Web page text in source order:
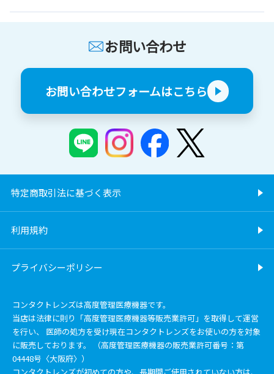
お問い合わせ
お問い合わせフォームはこちら
特定商取引法に基づく表示
利用規約
プライバシーポリシー
コンタクトレンズは高度管理医療機器です。
当店は法律に則り「高度管理医療機器等販売業許可」を取得して運営
を行い、 医師の処方を受け現在コンタクトレンズをお使いの方を対象
に販売しております。 （高度管理医療機器の販売業許可番号：第
04448号〈大阪府〉）
コンタクトレンズが初めての方や、長期間ご使用されていない方は、